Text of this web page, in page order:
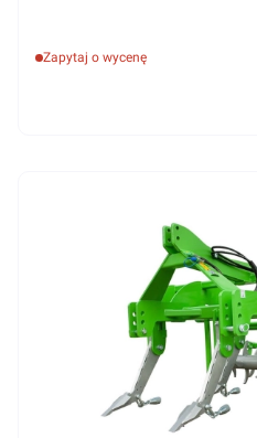
Zapytaj o wycenę